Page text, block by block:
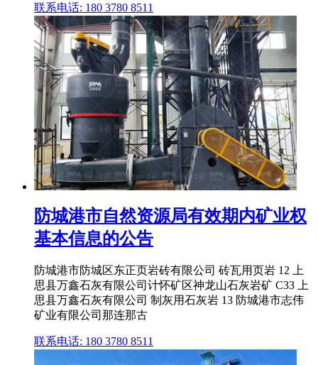
联系电话: 180 3780 8511
防城港市自然资源局有效期内矿业权
基本信息的公告
防城港市防城区东正页岩砖有限公司 砖瓦用页岩 12 上
思县万鑫石灰有限公司计怀矿区神龙山石灰岩矿 C33 上
思县万鑫石灰有限公司 制灰用石灰岩 13 防城港市志伟
矿业有限公司那连那古
联系电话: 180 3780 8511